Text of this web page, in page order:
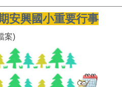
安興國小重要行事
案)